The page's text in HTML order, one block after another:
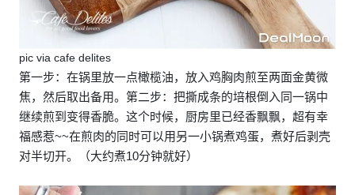
pic via cafe delites
第一步：在锅里放一点橄榄油，放入鸡胸肉煎至两面金黄微
焦，然后取出备用。第二步：把撕成条的培根倒入同一锅中
继续煎到变得香脆。这个时候，厨房里已经香飘飘，超有幸
福感惹~~在煎肉的同时可以用另一小锅煮鸡蛋，煮好后剥壳
对半切开。（大约煮10分钟就好）